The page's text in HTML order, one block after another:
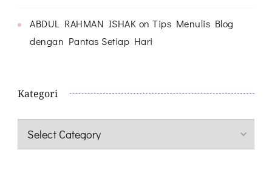
ABDUL RAHMAN ISHAK on Tips Menulis Blog
dengan Pantas Setiap Hari
Kategori
Kategori